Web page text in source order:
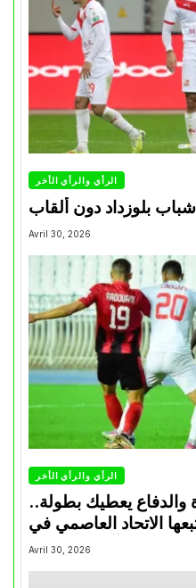
الرأي والرأي الأخر
شباب بلوزداد دون ألقاب
Avril 30, 2026
الرأي والرأي الأخر
والدفاع يعطيك بطولة..
الاتحاد العاصمي في
تتويجاته آخر السنوات
Avril 30, 2026